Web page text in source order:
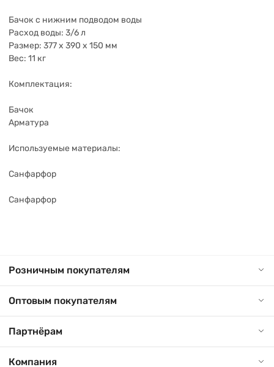
Бачок с нижним подводом воды
Расход воды: 3/6 л
Размер: 377 х 390 x 150 мм
Вес: 11 кг
Комплектация:
Бачок
Арматура
Используемые материалы:
Санфарфор
Санфарфор
Розничным покупателям
Оптовым покупателям
Партнёрам
Компания